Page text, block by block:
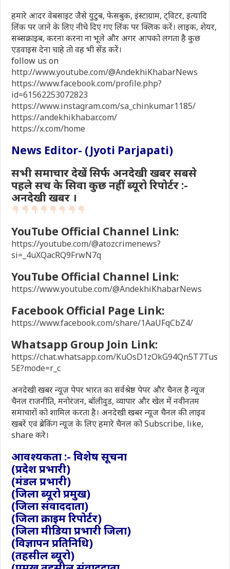
हमारे आदर वेबसाइट जैसे युटुब, फेसबुक, इंस्टाग्राम, ट्विटर, इत्यादि
लिंक पर जाने के लिए नीचे दिए गए लिंक पर क्लिक करें। लाइक, शेयर,
सब्सक्राइब, करना करना ना भूले और अगर आपको लगता है कुछ
एडवाइस देना चाहे तो वह भी सेंड करें।
follow us on
http://www.youtube.com/@AndekhiKhabarNews
https://www.facebook.com/profile.php?
id=61562253072823
https://www.instagram.com/sa_chinkumar1185/
https://andekhikhabar.com/
https://x.com/home
News Editor- (Jyoti Parjapati)
सभी समाचार देखें सिर्फ अनदेखी खबर सबसे
पहले सच के सिवा कुछ नहीं ब्यूरो रिपोर्टर :-
अनदेखी खबर ।
YouTube Official Channel Link:
https://youtube.com/@atozcrimenews?
si=_4uXQacRQ9FrwN7q
YouTube Official Channel Link:
https://www.youtube.com/@AndekhiKhabarNews
Facebook Official Page Link:
https://www.facebook.com/share/1AaUFqCbZ4/
Whatsapp Group Join Link:
https://chat.whatsapp.com/KuOsD1zOkG94Qn5T7Tus
5E?mode=r_c
अनदेखी खबर न्यूज़ पेपर भारत का सर्वश्रेष्ठ पेपर और चैनल है न्यूज
चैनल राजनीति, मनोरंजन, बॉलीवुड, व्यापार और खेल में नवीनतम
समाचारों को शामिल करता है। अनदेखी खबर न्यूज चैनल की लाइव
खबरें एवं ब्रेकिंग न्यूज के लिए हमारे चैनल को Subscribe, like,
share करे।
आवश्यकता :- विशेष सूचना
(प्रदेश प्रभारी)
(मंडल प्रभारी)
(जिला ब्यूरो प्रमुख)
(जिला संवाददाता)
(जिला क्राइम रिपोर्टर)
(जिला मीडिया प्रभारी जिला)
(विज्ञापन प्रतिनिधि)
(तहसील ब्यूरो)